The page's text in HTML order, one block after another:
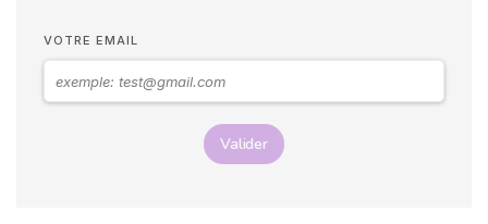
VOTRE EMAIL
Valider